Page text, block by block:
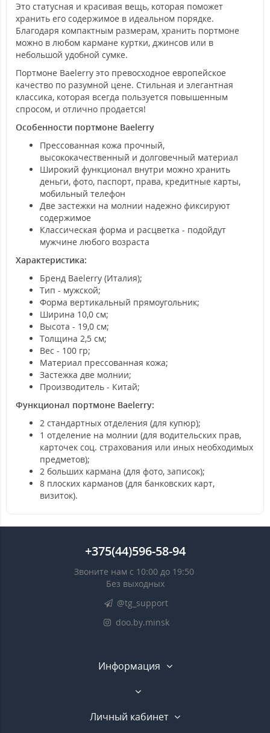
Это статусная и красивая вещь, которая поможет
хранить его содержимое в идеальном порядке.
Благодаря компактным размерам, хранить портмоне
можно в любом кармане куртки, джинсов или в
небольшой удобной сумке.
Портмоне Baelerry это превосходное европейское
качество по разумной цене. Стильная и элегантная
классика, которая всегда пользуется повышенным
спросом, и отлично продается!
Особенности портмоне Baelerry
Прессованная кожа прочный,
высококачественный и долговечный материал
Широкий функционал внутри можно хранить
деньги, фото, паспорт, права, кредитные карты,
мобильный телефон
Две застежки на молнии надежно фиксируют
содержимое
Классическая форма и расцветка - подойдут
мужчине любого возраста
Характеристика:
Бренд Baelerry (Италия);
Тип - мужской;
Форма вертикальный прямоугольник;
Ширина 10,0 см;
Высота - 19,0 см;
Толщина 2,5 см;
Вес - 100 гр;
Материал прессованная кожа;
Застежка две молнии;
Производитель - Китай;
Функционал портмоне Baelerry:
2 стандартных отделения (для купюр);
1 отделение на молнии (для водительских прав,
карточек соц. страхования или иных необходимых
предметов);
2 больших кармана (для фото, записок);
8 плоских карманов (для банковских карт,
визиток).
+375(44)596-58-94
Звоните нам с 10:00 до 19:50
Без выходных
@tg_support
doo.by.minsk
Информация
Личный кабинет